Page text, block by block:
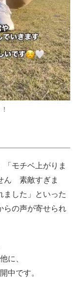
モチベ上がりま
ん 素敵すぎま
ました」といった
らの声が寄せられ
に、
中です。